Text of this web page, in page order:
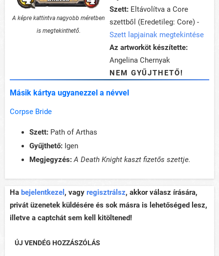
A képre kattintva nagyobb méretben
is megtekinthető.
Szett: Eltávolítva a Core
szettből (Eredetileg: Core) -
Szett lapjainak megtekintése
Az artworköt készítette:
Angelina Chernyak
NEM GYŰJTHETŐ!
Másik kártya ugyanezzel a névvel
Corpse Bride
Szett: Path of Arthas
Gyűjthető: Igen
Megjegyzés: A Death Knight kaszt fizetős szettje.
Ha bejelentkezel , vagy regisztrálsz, akkor válasz írására,
privát üzenetek küldésére és sok másra is lehetőséged lesz,
illetve a captchát sem kell kitöltened!
ÚJ VENDÉG HOZZÁSZÓLÁS